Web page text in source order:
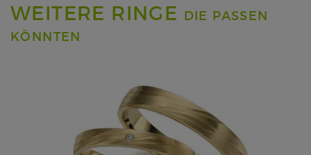
WEITERE RINGE DIE PASSEN
KÖNNTEN